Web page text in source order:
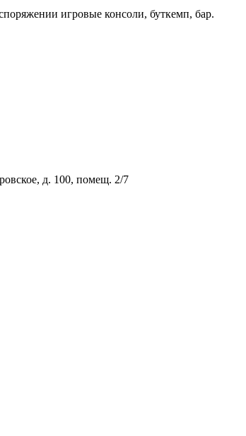
игровые консоли, буткемп, бар.
д. 100, помещ. 2/7